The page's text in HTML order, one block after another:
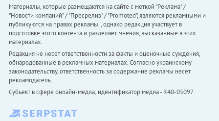
Материалы, которые размещаются на сайте с меткой "Реклама" /
"Новости компаний" / "Пресрелиз" / "Promoted", являются рекламными и
публикуются на правах рекламы. , однако редакция участвует в
подготовке этого контента и разделяет мнения, высказанные в этих
материалах.
Редакция не несет ответственности за факты и оценочные суждения,
обнародованные в рекламных материалах. Согласно украинскому
законодательству, ответственность за содержание рекламы несет
рекламодатель.
Субъект в сфере онлайн-медиа; идентификатор медиа - R40-05097